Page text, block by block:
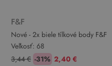
F&F
Nové - 2x biele tílkové body F&F
Veľkosť: 68
3,44 € -31% 2,40 €